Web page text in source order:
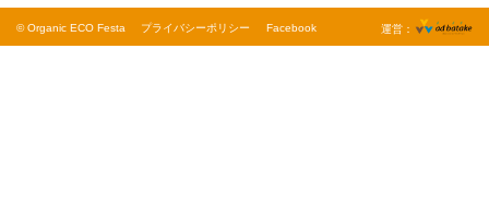
運営：
Facebook
プライバシーポリシー
© Organic ECO Festa